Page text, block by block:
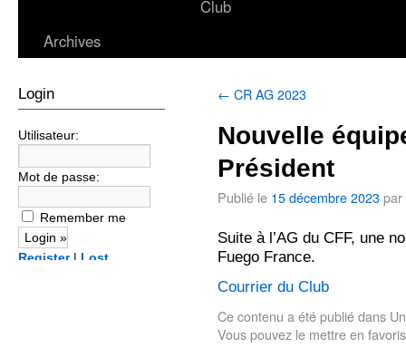
Club
Archives
Login
Utilisateur:
Mot de passe:
Remember me
Register| Lost
← CR AG 2023
Nouvelle
Président
Publié le 15 décembre 2023par
Suite à l’AG du CFF, une
Fuego France.
Courrier du Club
Ce contenu a été publié dans
Vous pouvez le mettre en